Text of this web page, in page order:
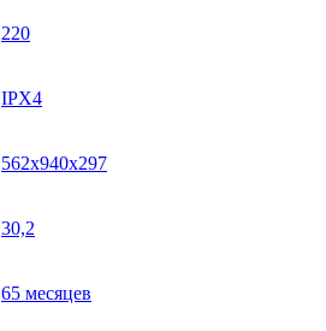
220
IPX4
562x940x297
30,2
65 месяцев